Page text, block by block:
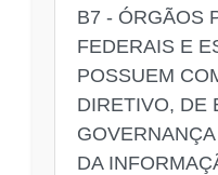
B7 - ÓRGÃOS
FEDERAIS E
POSSUEM
DIRETIVO, DE
DA